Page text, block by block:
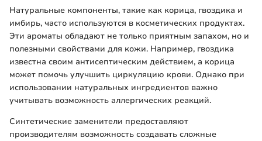
Натуральные компоненты, такие как корица, гвоздика и
имбирь, часто используются в косметических продуктах.
Эти ароматы обладают не только приятным запахом, но и
полезными свойствами для кожи. Например, гвоздика
известна своим антисептическим действием, а корица
может помочь улучшить циркуляцию крови. Однако при
использовании натуральных ингредиентов важно
учитывать возможность аллергических реакций.
Синтетические заменители предоставляют
производителям возможность создавать сложные